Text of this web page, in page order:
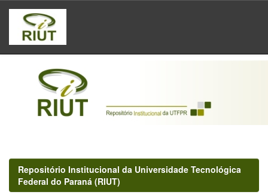
Skip
navigation
Repositório Institucional da Universidade Tecnológica
Federal do Paraná (RIUT)